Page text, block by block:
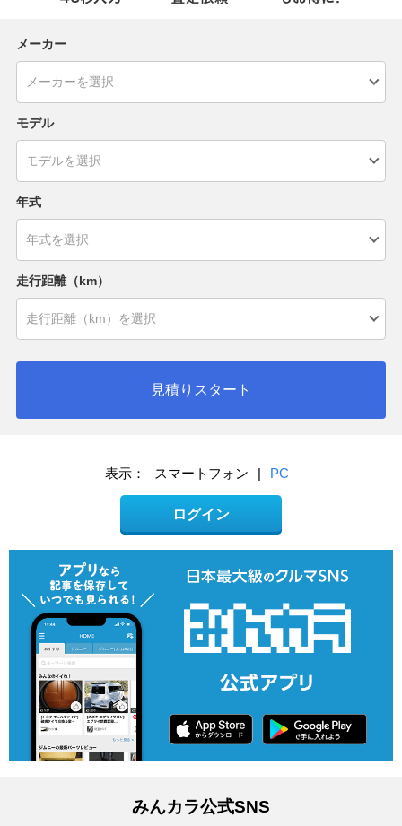
メーカー
モデル
年式
走行距離（km）
見積りスタート
表示： スマートフォン | PC
ログイン
みんカラ公式SNS